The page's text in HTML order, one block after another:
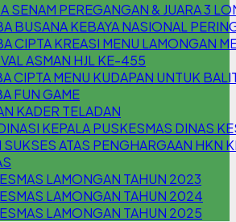
SENAM PEREGANGAN & JUARA 3
BUSANA KEBAYA NASIONAL
CIPTA KREASI MENU LAMONGAN
ASMAN HJL KE-455
CIPTA MENU KUDAPAN UNTUK
FUN GAME
KADER TELADAN
KEPALA PUSKESMAS DINAS
SUKSES ATAS PENGHARGAAN HKN
LAMONGAN TAHUN 2023
LAMONGAN TAHUN 2024
LAMONGAN TAHUN 2025